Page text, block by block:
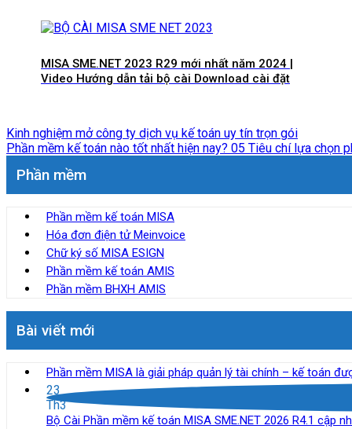
MISA SME.NET 2023 R29 mới nhất năm 2024 |
Video Hướng dẫn tải bộ cài Download cài đặt
Kinh nghiệm mở công ty dịch vụ kế toán uy tín trọn gói
Phần mềm kế toán nào tốt nhất hiện nay? 05 Tiêu chí lựa chọn
Phần mềm
Phần mềm kế toán MISA
Hóa đơn điện tử Meinvoice
Chữ ký số MISA ESIGN
Phần mềm kế toán AMIS
Phần mềm BHXH AMIS
Bài viết mới
Phần mềm MISA là giải pháp quản lý tài chính – kế toán
23
Th3
Bộ Cài Phần mềm kế toán MISA SME.NET 2026 R4.1